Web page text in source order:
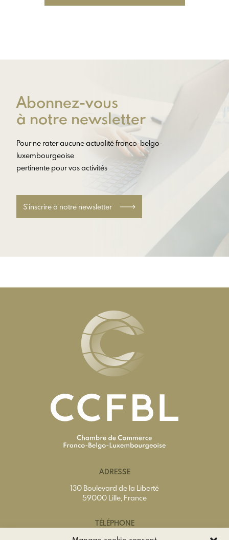
Abonnez-vous
à notre newsletter
Pour ne rater aucune actualité franco-belgo-
luxembourgeoise
pertinente pour vos activités
S’inscrire à notre newsletter
ADRESSE
130 Boulevard de la Liberté
59000 Lille, France
TÉLÉPHONE